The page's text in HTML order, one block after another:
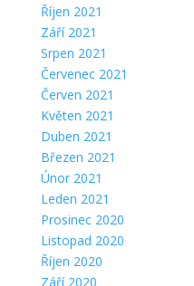
Říjen 2021
Září 2021
Srpen 2021
Červenec 2021
Červen 2021
Květen 2021
Duben 2021
Březen 2021
Únor 2021
Leden 2021
Prosinec 2020
Listopad 2020
Říjen 2020
Září 2020